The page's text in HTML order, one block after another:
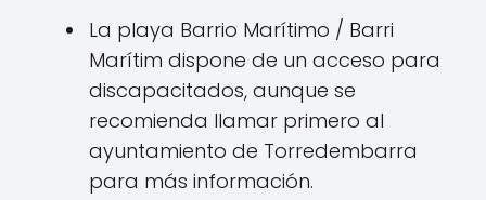
La playa Barrio Marítimo / Barri
Marítim dispone de un acceso para
discapacitados, aunque se
recomienda llamar primero al
ayuntamiento de Torredembarra
para más información.